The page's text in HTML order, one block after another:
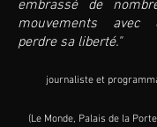
embrassé de
mouvements avec
perdre sa liberté."
journaliste et
(Le Monde, Palais de la